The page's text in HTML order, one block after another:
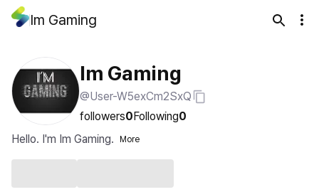
Im Gaming
Im Gaming
@User-W5exCm2SxQ
followers0Following0
Hello. I'm Im Gaming.
More